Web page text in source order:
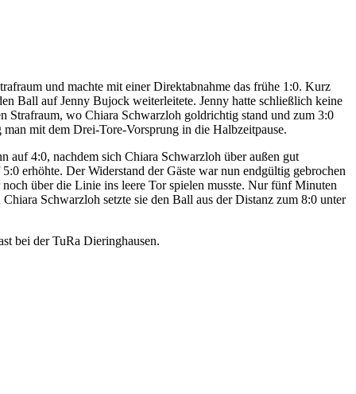
und machte mit einer Direktabnahme das frühe 1:0. Kurz
Ball auf Jenny Bujock weiterleitete. Jenny hatte schließlich keine
Strafraum, wo Chiara Schwarzloh goldrichtig stand und zum 3:0
mit dem Drei-Tore-Vorsprung in die Halbzeitpause.
auf 4:0, nachdem sich Chiara Schwarzloh über außen gut
erhöhte. Der Widerstand der Gäste war nun endgültig gebrochen
über die Linie ins leere Tor spielen musste. Nur fünf Minuten
Schwarzloh setzte sie den Ball aus der Distanz zum 8:0 unter
bei der TuRa Dieringhausen.